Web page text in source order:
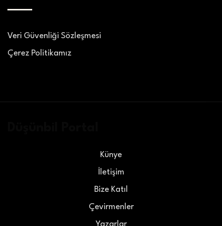
Veri Güvenliği Sözleşmesi
Çerez Politikamız
Künye
İletişim
Bize Katıl
Çevirmenler
Yazarlar